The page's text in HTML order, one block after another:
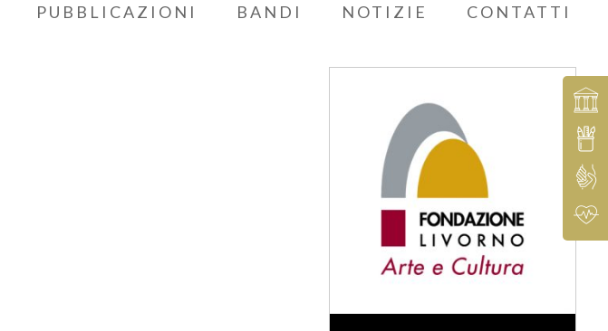
PUBBLICAZIONI BANDI NOTIZIE CONTATTI